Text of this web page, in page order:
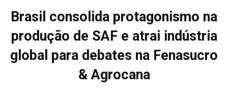
Brasil consolida protagonismo na
produção de SAF e atrai indústria
global para debates na Fenasucro
& Agrocana